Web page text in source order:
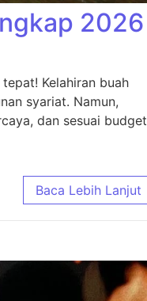
2026
Kelahiran buah
syariat. Namun,
dan sesuai budget
2026
Baca Lebih Lanjut